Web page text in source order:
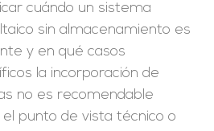
cuándo un sistema
sin almacenamiento es
y en qué casos
la incorporación de
no es recomendable
punto de vista técnico o